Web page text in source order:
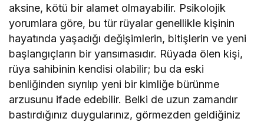
aksine, kötü bir alamet olmayabilir. Psikolojik
yorumlara göre, bu tür rüyalar genellikle kişinin
hayatında yaşadığı değişimlerin, bitişlerin ve yeni
başlangıçların bir yansımasıdır. Rüyada ölen kişi,
rüya sahibinin kendisi olabilir; bu da eski
benliğinden sıyrılıp yeni bir kimliğe bürünme
arzusunu ifade edebilir. Belki de uzun zamandır
bastırdığınız duygularınız, görmezden geldiğiniz